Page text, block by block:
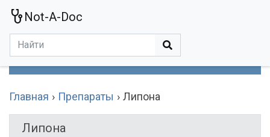
Not-A-Doc
Главная Препараты Липона
Липона